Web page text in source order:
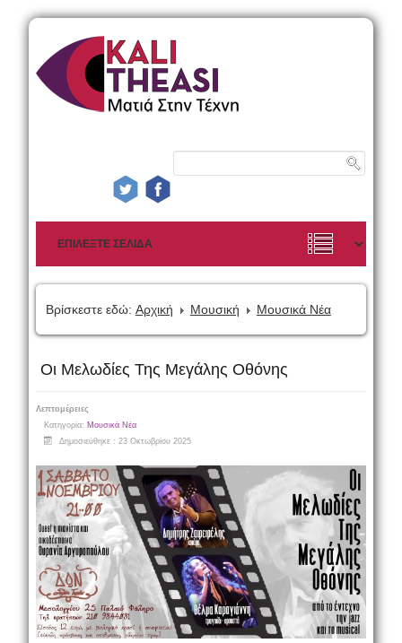
Βρίσκεστε εδώ: Αρχική Μουσική Μουσικά Νέα
Οι Μελωδίες Της Μεγάλης Οθόνης
Λεπτομέρειες
Κατηγορία: Μουσικά Νέα
Δημοσιεύθηκε : 23 Οκτωβρίου 2025